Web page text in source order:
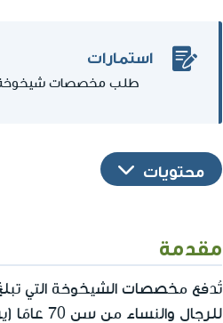
استمارات
طلب مخصصات
محتويات
مقدمة
للرجال والنساء من سن 70 عامًا (يرتفع السن تدريجيًا)، الذين يستوفون